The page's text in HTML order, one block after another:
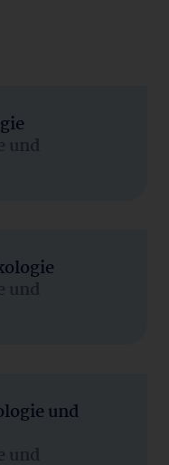
und
und
und
und